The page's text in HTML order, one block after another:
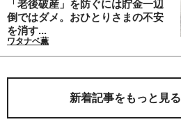
「老後破産」を防ぐには貯金一辺
倒ではダメ。おひとりさまの不安
を消す...
ワタナベ薫
新着記事をもっと見る